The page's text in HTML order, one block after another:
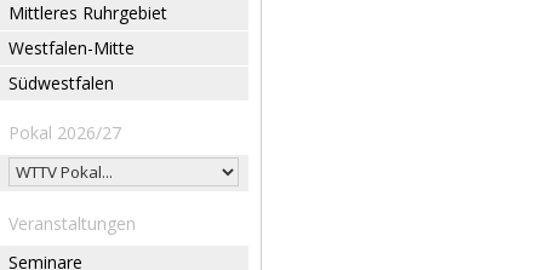
Mittleres Ruhrgebiet
Westfalen-Mitte
Südwestfalen
Pokal 2026/27
Veranstaltungen
Seminare